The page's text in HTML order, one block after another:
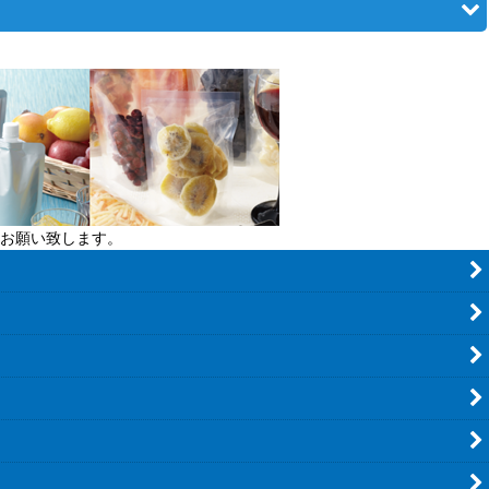
願い致します。